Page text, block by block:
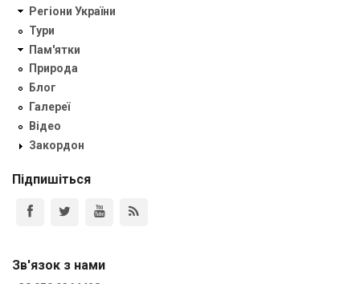
Регіони України
Тури
Пам'ятки
Природа
Блог
Галереї
Відео
Закордон
Підпишіться
Зв'язок з нами